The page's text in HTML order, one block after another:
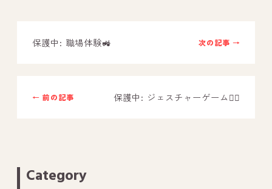
スタッフブログ
－ 福津事業所のブログ
－ 鳥栖事業所のブログ
次の記事 →
保護中: 職場体験🚜
← 前の記事 保護中: ジェスチャーゲーム🧍‍♂️
Category